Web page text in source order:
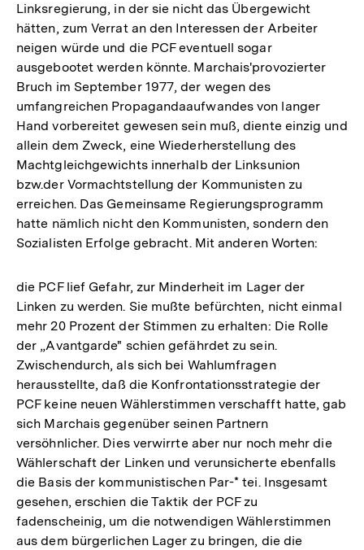
Linksregierung, in der sie nicht das Übergewicht
hätten, zum Verrat an den Interessen der Arbeiter
neigen würde und die PCF eventuell sogar
ausgebootet werden könnte. Marchais'provozierter
Bruch im September 1977, der wegen des
umfangreichen Propagandaaufwandes von langer
Hand vorbereitet gewesen sein muß, diente einzig und
allein dem Zweck, eine Wiederherstellung des
Machtgleichgewichts innerhalb der Linksunion
bzw.der Vormachtstellung der Kommunisten zu
erreichen. Das Gemeinsame Regierungsprogramm
hatte nämlich nicht den Kommunisten, sondern den
Sozialisten Erfolge gebracht. Mit anderen Worten:
die PCF lief Gefahr, zur Minderheit im Lager der
Linken zu werden. Sie mußte befürchten, nicht einmal
mehr 20 Prozent der Stimmen zu erhalten: Die Rolle
der „Avantgarde" schien gefährdet zu sein.
Zwischendurch, als sich bei Wahlumfragen
herausstellte, daß die Konfrontationsstrategie der
PCF keine neuen Wählerstimmen verschafft hatte, gab
sich Marchais gegenüber seinen Partnern
versöhnlicher. Dies verwirrte aber nur noch mehr die
Wählerschaft der Linken und verunsicherte ebenfalls
die Basis der kommunistischen Par-* tei. Insgesamt
gesehen, erschien die Taktik der PCF zu
fadenscheinig, um die notwendigen Wählerstimmen
aus dem bürgerlichen Lager zu bringen, die die